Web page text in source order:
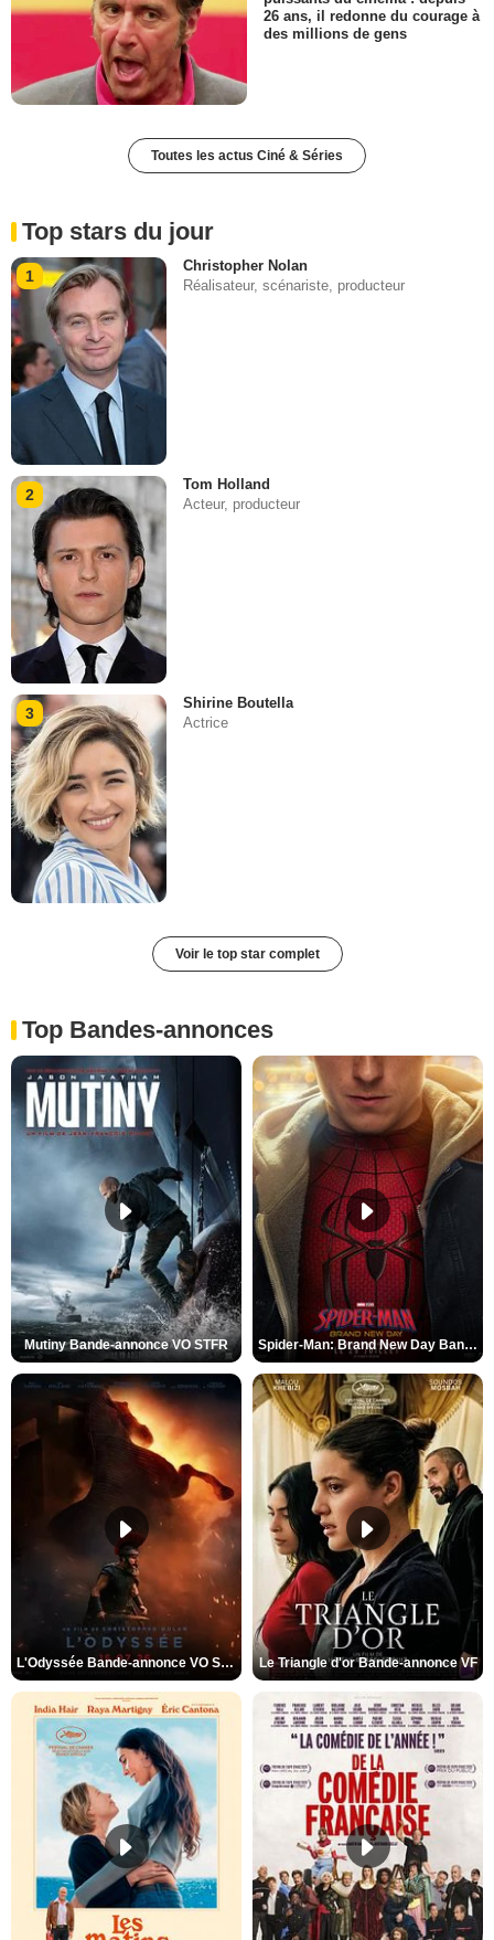
26 ans, il redonne du courage à
des millions de gens
Toutes les actus Ciné & Séries
Top stars du jour
1
Christopher Nolan
Réalisateur, scénariste, producteur
2
Tom Holland
Acteur, producteur
3
Shirine Boutella
Actrice
Voir le top star complet
Top Bandes-annonces
Mutiny Bande-annonce VO STFR Spider-Man: Brand New Day Bande-annonce VO STFR
L'Odyssée Bande-annonce VO STFR Le Triangle d'or Bande-annonce VF